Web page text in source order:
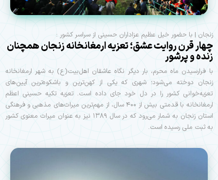
زنجان | با حضور خیل عظیم عزاداران حسینی از سراسر کشور :
چهار قرن روایت عشق؛ تعزیه ارمغانخانه زنجان همچنان
زنده و پرشور
با فرارسیدن ماه محرم، بار دیگر نگاه عاشقان اهل‌بیت(ع) به شهر ارمغانخانه
زنجان دوخته می‌شود؛ شهری که یکی از کهن‌ترین و باشکوه‌ترین آیین‌های
تعزیه‌خوانی کشور را در دل خود جای داده است. تعزیه تکیه حسینی اعظم
ارمغانخانه با قدمتی بیش از ۴۰۰ سال، از مهم‌ترین میراث‌های مذهبی و فرهنگی
استان زنجان به شمار می‌رود که در سال ۱۳۸۹ نیز به عنوان میراث معنوی کشور
به ثبت ملی رسیده است.